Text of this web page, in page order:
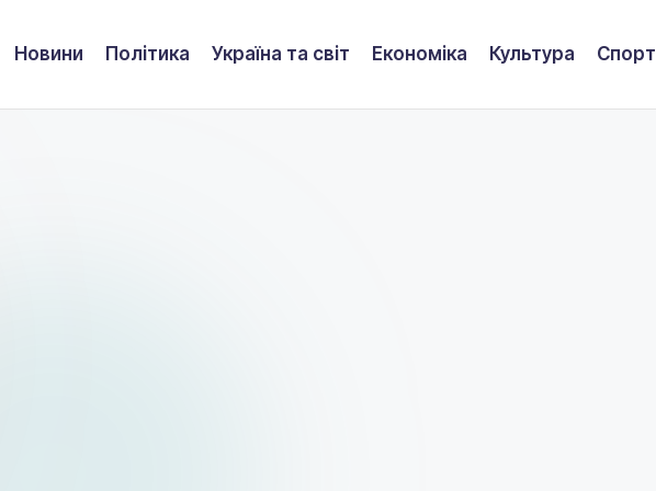
Новини Політика Україна та світ Економіка Культура Спорт